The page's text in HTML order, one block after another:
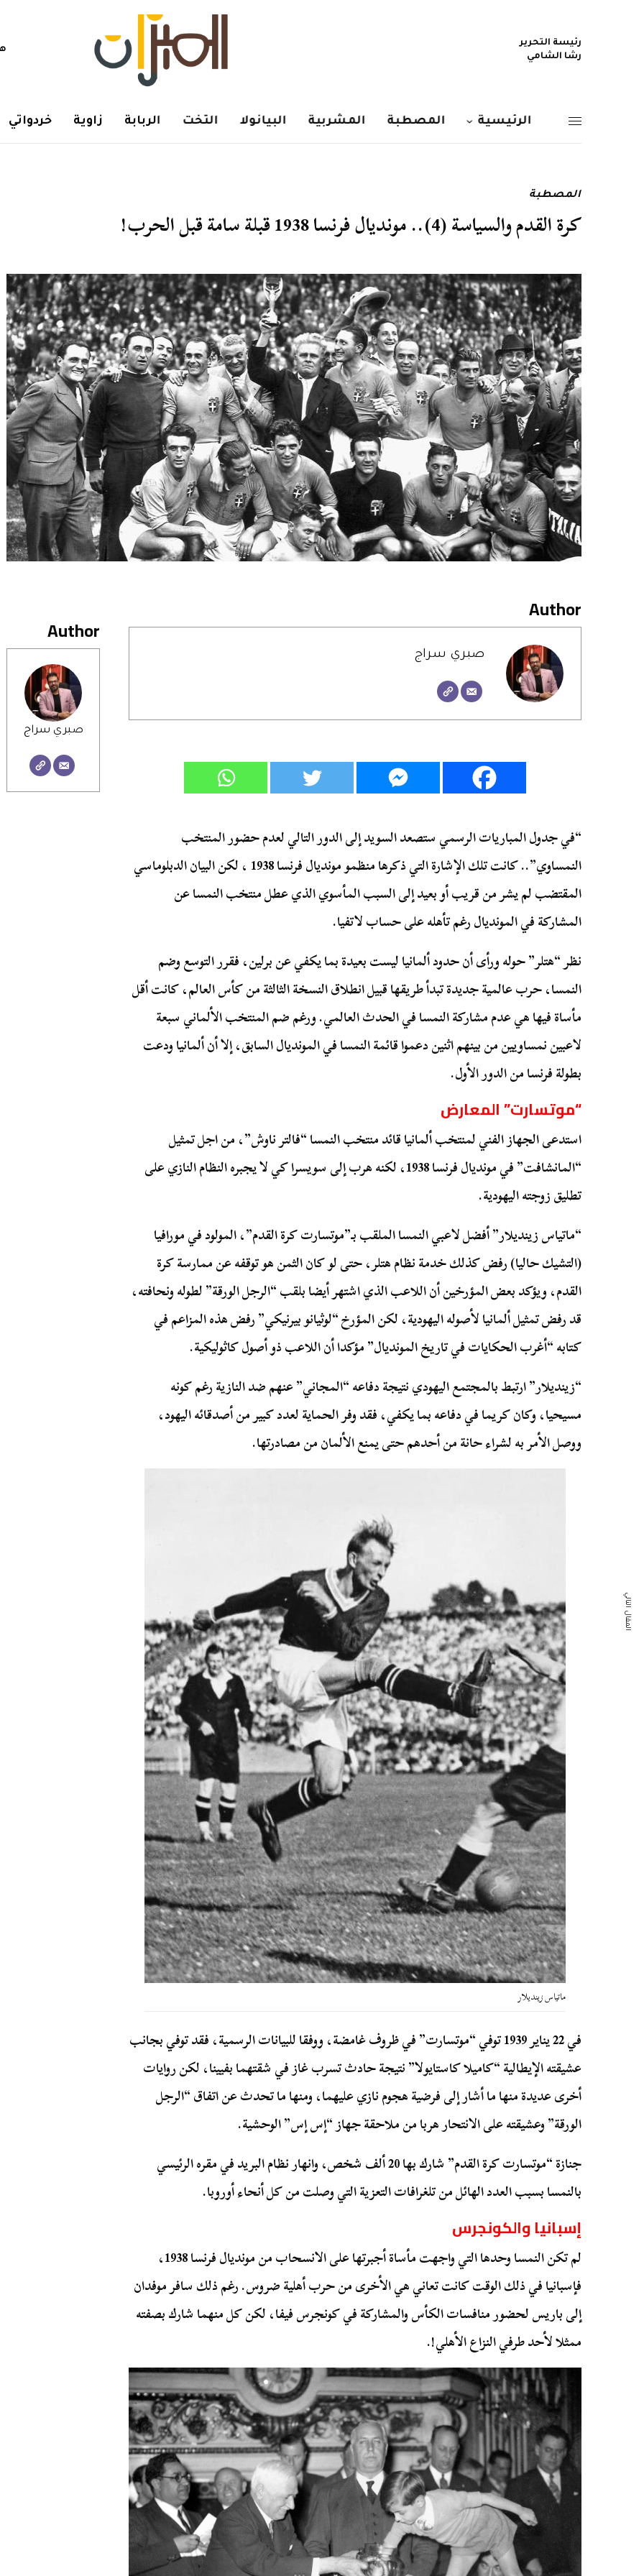
رئيسة التحرير
رشا الشامي
الرئيسية المصطبة المشربية البيانولا التخت الربابة زاوية خردواتي
المصطبة
كرة القدم والسياسة (4).. مونديال فرنسا 1938 قبلة سامة قبل الحرب!
Author
صبري سراج
Author
صبري سراج
“في جدول المباريات الرسمي ستصعد السويد إلى الدور التالي لعدم حضور المنتخب
النمساوي”.. كانت تلك الإشارة التي ذكرها منظمو مونديال فرنسا 1938 ، لكن البيان الدبلوماسي
المقتضب لم يشر من قريب أو بعيد إلى السبب المأسوي الذي عطل منتخب النمسا عن
المشاركة في المونديال رغم تأهله على حساب لاتفيا.
نظر “هتلر” حوله ورأى أن حدود ألمانيا ليست بعيدة بما يكفي عن برلين، فقرر التوسع وضم
النمسا، حرب عالمية جديدة تبدأ طريقها قبيل انطلاق النسخة الثالثة من كأس العالم، كانت أقل
مأساة فيها هي عدم مشاركة النمسا في الحدث العالمي. ورغم ضم المنتخب الألماني سبعة
لاعبين نمساويين من بينهم اثنين دعموا قائمة النمسا في المونديال السابق، إلا أن ألمانيا ودعت
بطولة فرنسا من الدور الأول.
“موتسارت” المعارض
استدعى الجهاز الفني لمنتخب ألمانيا قائد منتخب النمسا “فالتر ناوش”، من اجل تمثيل
“المانشافت” في مونديال فرنسا 1938، لكنه هرب إلى سويسرا كي لا يجبره النظام النازي على
تطليق زوجته اليهودية.
“ماتياس زينديلار” أفضل لاعبي النمسا الملقب بـ”موتسارت كرة القدم”، المولود في مورافيا
(التشيك حاليا) رفض كذلك خدمة نظام هتلر، حتى لو كان الثمن هو توقفه عن ممارسة كرة
القدم، ويؤكد بعض المؤرخين أن اللاعب الذي اشتهر أيضا بلقب “الرجل الورقة” لطوله ونحافته،
قد رفض تمثيل ألمانيا لأصوله اليهودية، لكن المؤرخ “لوثيانو بيرنيكي” رفض هذه المزاعم في
كتابه “أغرب الحكايات في تاريخ المونديال” مؤكدا أن اللاعب ذو أصول كاثوليكية.
“زينديلار” ارتبط بالمجتمع اليهودي نتيجة دفاعه “المجاني” عنهم ضد النازية رغم كونه
مسيحيا، وكان كريما في دفاعه بما يكفي، فقد وفر الحماية لعدد كبير من أصدقائه اليهود،
ووصل الأمر به لشراء حانة من أحدهم حتى يمنع الألمان من مصادرتها.
ماتياس زينديلار
في 22 يناير 1939 توفي “موتسارت” في ظروف غامضة، ووفقا للبيانات الرسمية، فقد توفي بجانب
عشيقته الإيطالية “كاميلا كاستايولا” نتيجة حادث تسرب غاز في شقتهما بفيينا، لكن روايات
أخرى عديدة منها ما أشار إلى فرضية هجوم نازي عليهما، ومنها ما تحدث عن اتفاق “الرجل
الورقة” وعشيقته على الانتحار هربا من ملاحقة جهاز “إس إس” الوحشية.
جنازة “موتسارت كرة القدم” شارك بها 20 ألف شخص، وانهار نظام البريد في مقره الرئيسي
بالنمسا بسبب العدد الهائل من تلغرافات التعزية التي وصلت من كل أنحاء أوروبا.
إسبانيا والكونجرس
لم تكن النمسا وحدها التي واجهت مأساة أجبرتها على الانسحاب من مونديال فرنسا 1938،
فإسبانيا في ذلك الوقت كانت تعاني هي الأخرى من حرب أهلية ضروس. رغم ذلك سافر موفدان
إلى باريس لحضور منافسات الكأس والمشاركة في كونجرس فيفا، لكن كل منهما شارك بصفته
ممثلا لأحد طرفي النزاع الأهلي!.
المقال التالي